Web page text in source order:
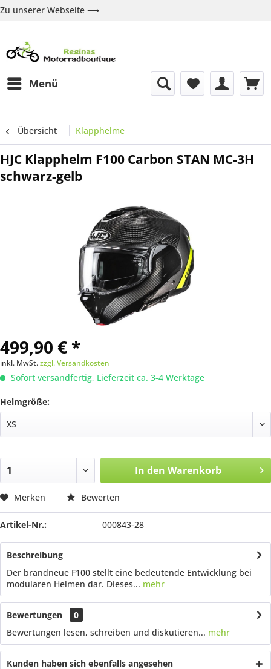
Zu unserer Webseite ⟶
Menü
Übersicht Klapphelme
HJC Klapphelm F100 Carbon STAN MC-3H
schwarz-gelb
499,90 € *
inkl. MwSt.zzgl. Versandkosten
Sofort versandfertig, Lieferzeit ca. 3-4 Werktage
Helmgröße:
In den Warenkorb
Merken Bewerten
Artikel-Nr.: 000843-28
Beschreibung
Der brandneue F100 stellt eine bedeutende Entwicklung bei
modularen Helmen dar. Dieses... mehr
Bewertungen
0
Bewertungen lesen, schreiben und diskutieren... mehr
Kunden haben sich ebenfalls angesehen